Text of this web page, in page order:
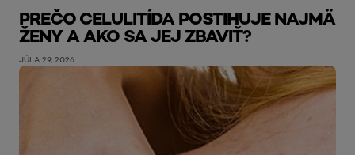
PREČO CELULITÍDA POSTIHUJE NAJMÄ
ŽENY A AKO SA JEJ ZBAVIŤ?
JÚLA 29, 2026